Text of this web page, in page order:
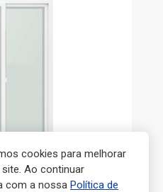
cookies para melhorar
Ao continuar
com a nossa Política de